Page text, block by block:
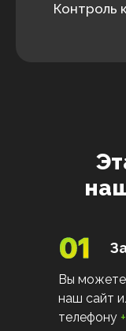
Контроль
Вы можете
наш сайт
телефону